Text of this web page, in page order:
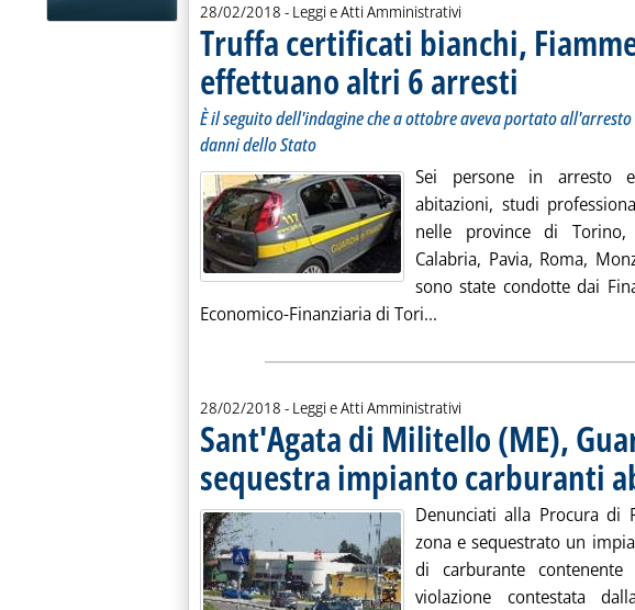
28/02/2018 - Leggi e Atti Amministrativi
Truffa certificati bianchi,
effettuano altri 6 arresti . Sottotitolo: È il
È il seguito dell'indagine che a ottobre aveva portato
danni dello Stato
Sei persone in arresto
abitazioni, studi
nelle province di Torino,
Calabria, Pavia, Roma,
sono state condotte dai
Economico-Finanziaria di Tori... Leggi tutta la notizia:
28/02/2018 - Leggi e Atti Amministrativi
Sant'Agata di Militello (ME),
sequestra impianto carburanti
Denunciati alla Procura di
zona e sequestrato un
di carburante
violazione contestata